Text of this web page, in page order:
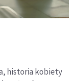
historia kobiety